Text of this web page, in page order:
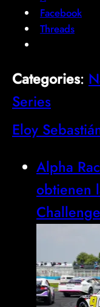
Facebook
Threads
Categories:
Series
Eloy
Alpha
obtienen